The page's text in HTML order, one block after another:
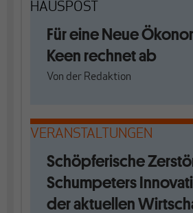
HAUSPOST
Für eine Neue
Keen rechnet ab
Von der Redaktion
VERANSTALTUNGEN
Schöpferische
Schumpeters
der aktuellen